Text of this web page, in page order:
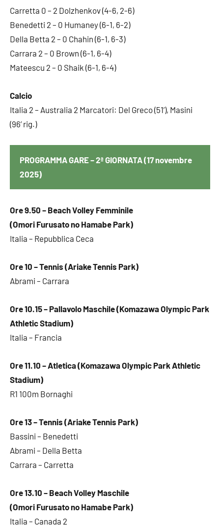
Carretta 0 – 2 Dolzhenkov (4-6, 2-6)
Benedetti 2 – 0 Humaney (6-1, 6-2)
Della Betta 2 – 0 Chahin (6-1, 6-3)
Carrara 2 – 0 Brown (6-1, 6-4)
Mateescu 2 – 0 Shaik (6-1, 6-4)
Calcio
Italia 2 – Australia 2 Marcatori: Del Greco (51’), Masini
(96’ rig.)
PROGRAMMA GARE – 2ª GIORNATA (17 novembre
2025)
Ore 9.50 – Beach Volley Femminile
(Omori Furusato no Hamabe Park)
Italia – Repubblica Ceca
Ore 10 – Tennis (Ariake Tennis Park)
Abrami – Carrara
Ore 10.15 – Pallavolo Maschile (Komazawa Olympic Park
Athletic Stadium)
Italia – Francia
Ore 11.10 – Atletica (Komazawa Olympic Park Athletic
Stadium)
R1 100m Bornaghi
Ore 13 – Tennis (Ariake Tennis Park)
Bassini – Benedetti
Abrami – Della Betta
Carrara – Carretta
Ore 13.10 – Beach Volley Maschile
(Omori Furusato no Hamabe Park)
Italia – Canada 2